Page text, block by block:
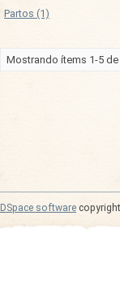
Partos (1)
Mostrando ítems 1-5 de
DSpace software